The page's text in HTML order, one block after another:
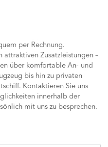
per Rechnung.
attraktiven Zusatzleistungen –
über komfortable An- und
bis hin zu privaten
Kontaktieren Sie uns
innerhalb der
mit uns zu besprechen.